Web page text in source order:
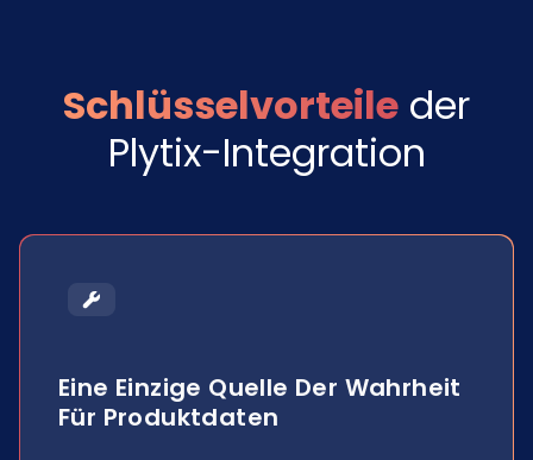
Schlüsselvorteile der
Plytix-Integration
Eine Einzige Quelle Der Wahrheit
Für Produktdaten